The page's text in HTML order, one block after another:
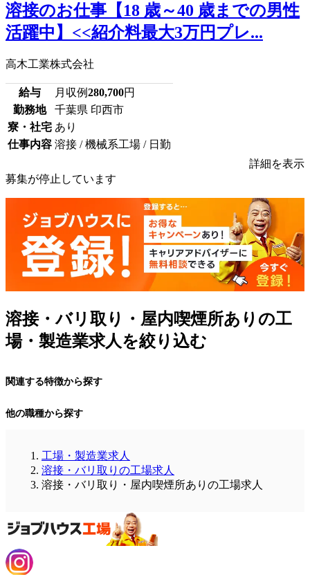
溶接のお仕事【18 歳～40 歳までの男性
活躍中】<<紹介料最大3万円プレ...
高木工業株式会社
給与 月収例280,700円
勤務地
千葉県 印西市
寮・社宅 あり
仕事内容 溶接 / 機械系工場 / 日勤
詳細を表示
募集が停止しています
溶接・バリ取り・屋内喫煙所ありの工
場・製造業求人を絞り込む
関連する特徴から探す
他の職種から探す
工場・製造業求人
溶接・バリ取りの工場求人
溶接・バリ取り・屋内喫煙所ありの工場求人